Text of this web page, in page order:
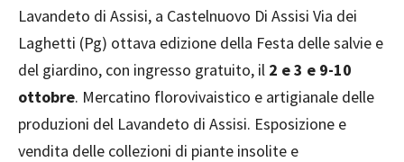
Lavandeto di Assisi, a Castelnuovo Di Assisi Via dei
Laghetti (Pg) ottava edizione della Festa delle salvie e
del giardino, con ingresso gratuito, il 2 e 3 e 9-10
ottobre. Mercatino florovivaistico e artigianale delle
produzioni del Lavandeto di Assisi. Esposizione e
vendita delle collezioni di piante insolite e